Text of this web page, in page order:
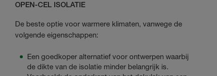
OPEN-CEL ISOLATIE
De beste optie voor warmere klimaten, vanwege de
volgende eigenschappen:
Een goedkoper alternatief voor ontwerpen waarbij
de dikte van de isolatie minder belangrijk is.